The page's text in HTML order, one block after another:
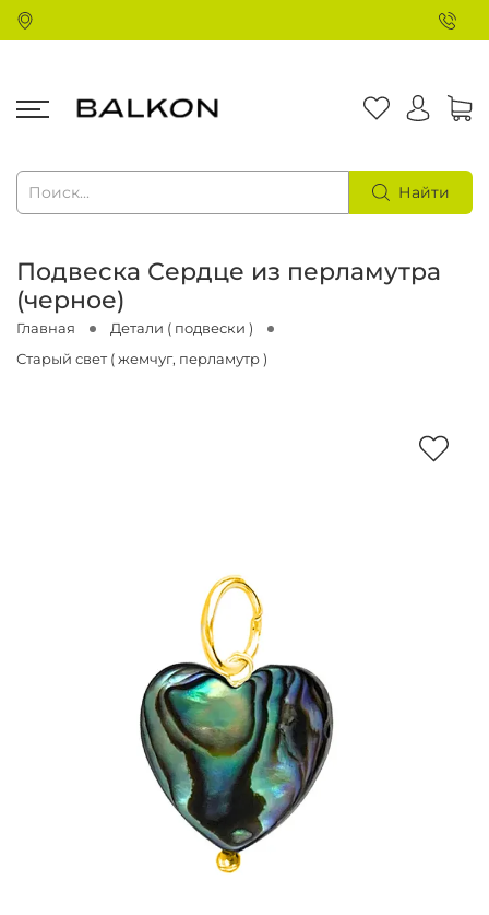
Найти
Подвеска Сердце из перламутра
(черное)
Главная
Детали ( подвески )
Старый свет ( жемчуг, перламутр )